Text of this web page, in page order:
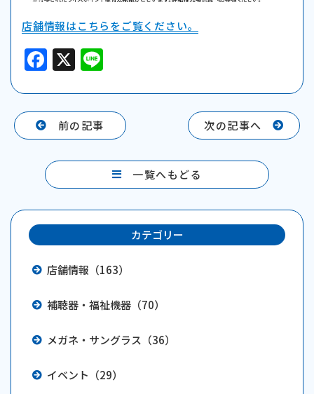
店舗情報はこちらをご覧ください。
F
a
c
e
b
o
o
k
X
e
前の記事
一覧へもどる
次の記事へ
カテゴリー
店舗情報（163）
補聴器・福祉機器（70）
メガネ・サングラス（36）
イベント（29）